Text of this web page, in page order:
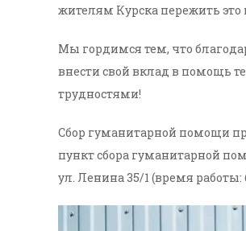
жителям Курска пережить это
Мы гордимся тем, что
внести свой вклад в помощь
трудностями!
Сбор гуманитарной помощи
пункт сбора гуманитарной
ул. Ленина 35/1 (время работы: